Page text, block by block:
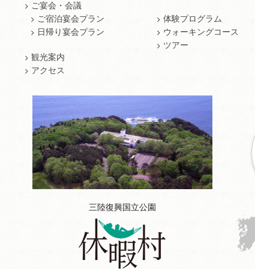
ご宴会・会議
ご宿泊宴会プラン
日帰り宴会プラン
観光案内
アクセス
体験プログラム
ウォーキングコース
ツアー
三陸復興国立公園